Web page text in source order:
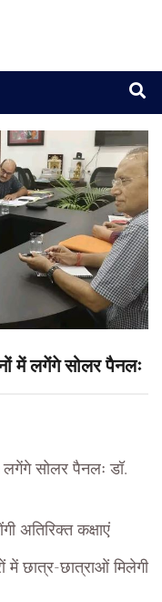
में लगेंगे सोलर पैनलः
लगेंगे सोलर पैनलः डॉ.
अतिरिक्त कक्षाएं
में छात्र-छात्राओं मिलेगी